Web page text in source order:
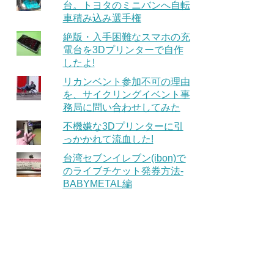
台。トヨタのミニバンへ自転
車積み込み選手権
絶版・入手困難なスマホの充
電台を3Dプリンターで自作
したよ!
リカンベント参加不可の理由
を、サイクリングイベント事
務局に問い合わせしてみた
不機嫌な3Dプリンターに引
っかかれて流血した!
台湾セブンイレブン(ibon)で
のライブチケット発券方法-
BABYMETAL編